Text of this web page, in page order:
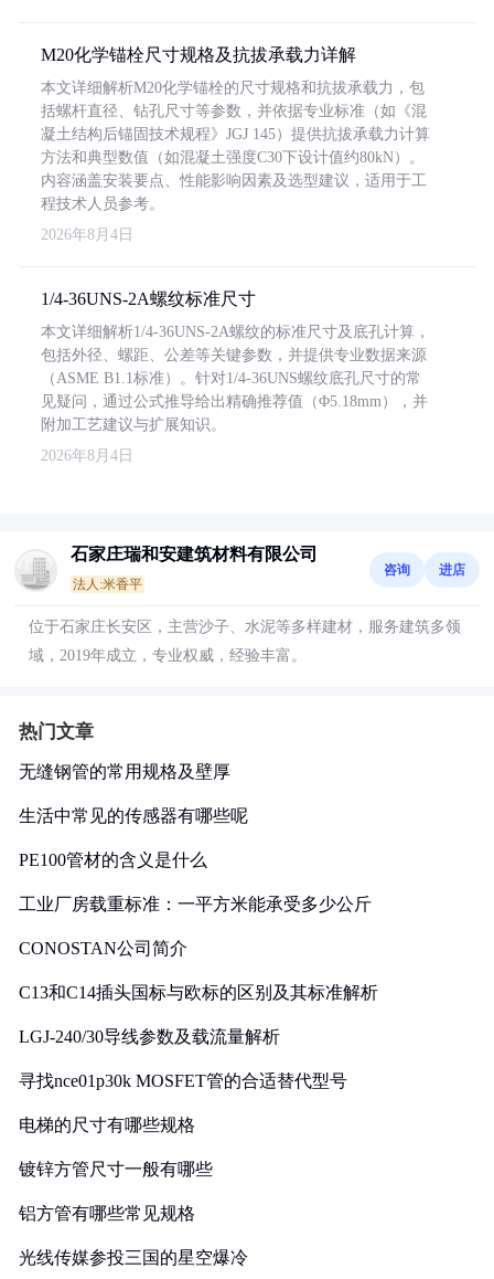
M20化学锚栓尺寸规格及抗拔承载力详解
本文详细解析M20化学锚栓的尺寸规格和抗拔承载力，包
括螺杆直径、钻孔尺寸等参数，并依据专业标准（如《混
凝土结构后锚固技术规程》JGJ 145）提供抗拔承载力计算
方法和典型数值（如混凝土强度C30下设计值约80kN）。
内容涵盖安装要点、性能影响因素及选型建议，适用于工
程技术人员参考。
2026年8月4日
1/4-36UNS-2A螺纹标准尺寸
本文详细解析1/4-36UNS-2A螺纹的标准尺寸及底孔计算，
包括外径、螺距、公差等关键参数，并提供专业数据来源
（ASME B1.1标准）。针对1/4-36UNS螺纹底孔尺寸的常
见疑问，通过公式推导给出精确推荐值（Φ5.18mm），并
附加工艺建议与扩展知识。
2026年8月4日
石家庄瑞和安建筑材料有限公司
法人:米香平
咨询 进店
位于石家庄长安区，主营沙子、水泥等多样建材，服务建筑多领
域，2019年成立，专业权威，经验丰富。
热门文章
无缝钢管的常用规格及壁厚
生活中常见的传感器有哪些呢
PE100管材的含义是什么
工业厂房载重标准：一平方米能承受多少公斤
CONOSTAN公司简介
C13和C14插头国标与欧标的区别及其标准解析
LGJ-240/30导线参数及载流量解析
寻找nce01p30k MOSFET管的合适替代型号
电梯的尺寸有哪些规格
镀锌方管尺寸一般有哪些
铝方管有哪些常见规格
光线传媒参投三国的星空爆冷